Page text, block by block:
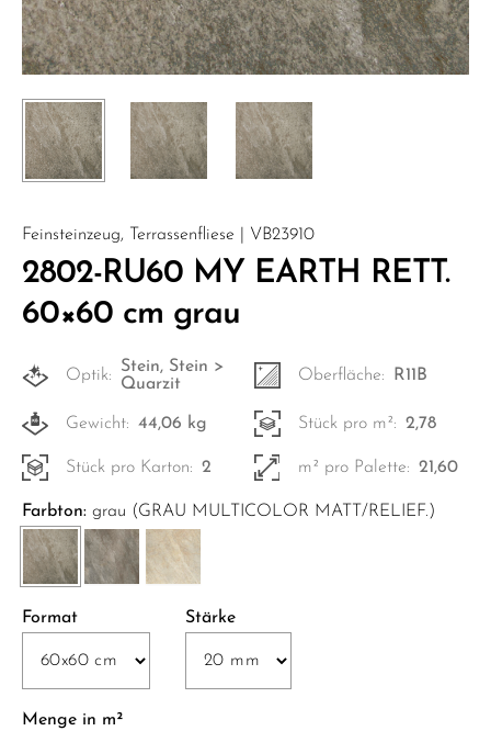
Feinsteinzeug, Terrassenfliese | VB23910
2802-RU60 MY EARTH RETT.
60×60 cm grau
Optik:
Stein, Stein >
Quarzit
Oberfläche: R11B
Gewicht: 44,06 kg Stück pro m²: 2,78
Stück pro Karton: 2 m² pro Palette: 21,60
Farbton: grau (GRAU MULTICOLOR MATT/RELIEF.)
Format Stärke
Menge in m²